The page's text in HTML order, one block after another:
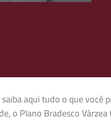
aqui tudo o que você
o Plano Bradesco Várzea